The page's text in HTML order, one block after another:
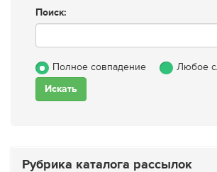
Поиск:
Полное совпадение Любое
Рубрика каталога рассылок